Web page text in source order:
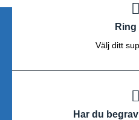
Välj ditt
Har du